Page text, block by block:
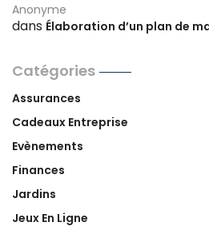
Anonyme
dans Élaboration d’un plan de
Catégories
Assurances
Cadeaux Entreprise
Evènements
Finances
Jardins
Jeux En Ligne